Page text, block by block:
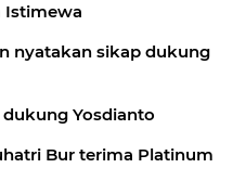
Istimewa
nyatakan sikap dukung
Yosdianto
Bur terima Platinum